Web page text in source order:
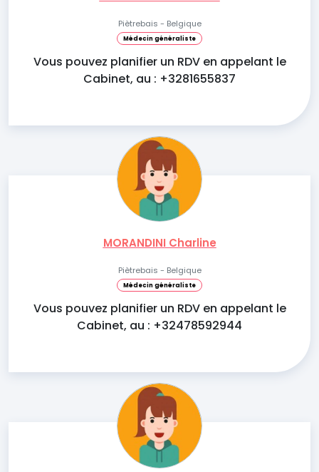
Piètrebais - Belgique
Médecin généraliste
Vous pouvez planifier un RDV en appelant le
Cabinet, au : +3281655837
MORANDINI Charline
Piètrebais - Belgique
Médecin généraliste
Vous pouvez planifier un RDV en appelant le
Cabinet, au : +32478592944